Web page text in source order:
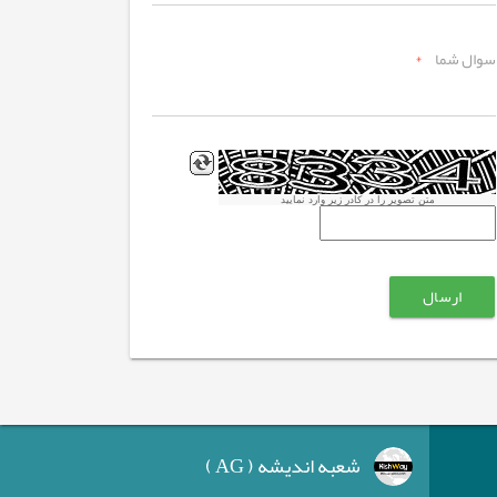
سوال شما *
متن تصویر را در کادر زیر وارد نمایید
شعبه اندیشه ( AG )